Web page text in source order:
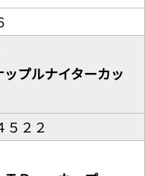
プルナイターカッ
５２２